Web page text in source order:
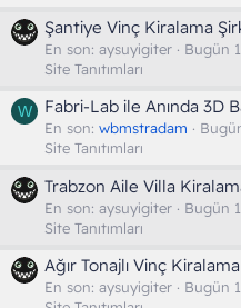
Şantiye Vinç Kiralama
En son: aysuyigiter
Bugün
Site Tanıtımları
W Fabri-Lab ile Anında 3D
En son: wbmstradam
Site Tanıtımları
Trabzon Aile Villa
En son: aysuyigiter
Bugün
Site Tanıtımları
Ağır Tonajlı Vinç
En son: aysuyigiter
Bugün